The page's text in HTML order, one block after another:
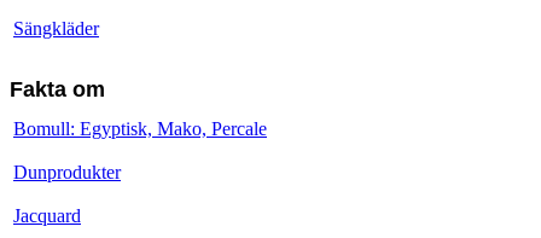
Sängkläder
Fakta om
Bomull: Egyptisk, Mako, Percale
Dunprodukter
Jacquard